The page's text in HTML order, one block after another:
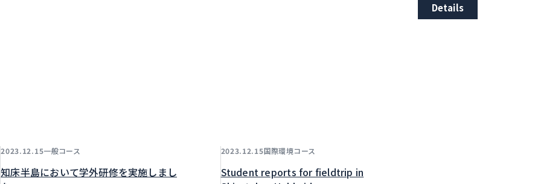
Details
2023.12.15一般コース
知床半島において学外研修を実施しまし
2023.12.15国際環境コース
Student reports for fieldtrip in